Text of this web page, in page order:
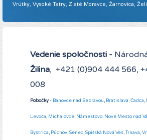
Vrútky, Vysoké Tatry, Zlaté Moravce, Žarnovica,
Vedenie spoločnosti -
Žilina, +421 (0)904 444 566,
008
Pobočky- Bánovce nad Bebravou, Bratislava,Čadca,
Levoča, Michalovce, Námestovo. Nové Mesto nad
Bystrica, Púchov,Senec,Spišská Nová Ves,Trnava,